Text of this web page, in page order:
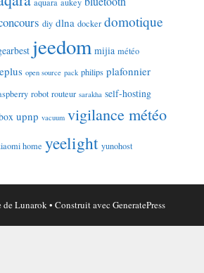
diy dlna docker domotique
jeedom mijia météo
open source pack philips plafonnier
robot routeur sarakha self-hosting
upnp vacuum vigilance météo
home yeelight yunohost
Lunarok • Construit avec GeneratePress